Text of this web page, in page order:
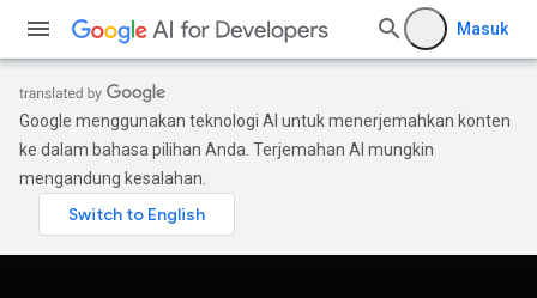
Masuk
Google menggunakan teknologi AI untuk menerjemahkan konten
ke dalam bahasa pilihan Anda. Terjemahan AI mungkin
mengandung kesalahan.